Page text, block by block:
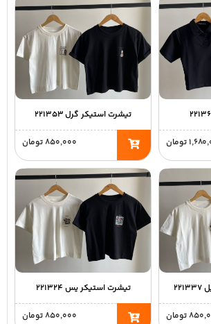
تومان
تیشرت استیکر گرل ۲۲۱۳۵۳
۸۵۰,۰۰۰تومان
تومان
تیشرت استیکر یس ۲۲۱۳۲۴
۸۵۰,۰۰۰تومان